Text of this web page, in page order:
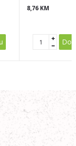
8,76 KM